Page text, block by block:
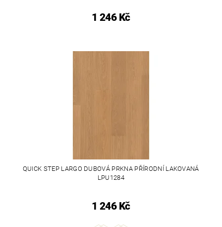
1 246 Kč
QUICK STEP LARGO DUBOVÁ PRKNA PŘÍRODNÍ LAKOVANÁ
LPU1284
1 246 Kč